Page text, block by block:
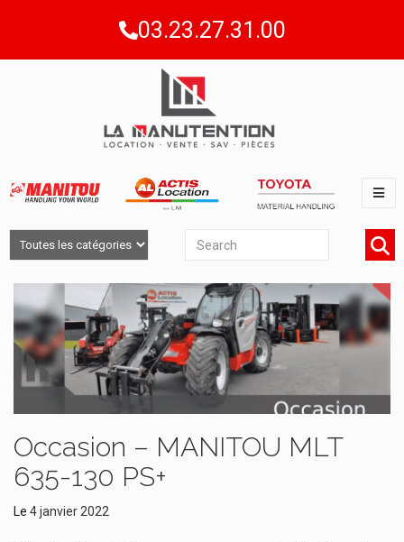
03.23.27.31.00
Occasion – MANITOU MLT
635-130 PS+
Le 4 janvier 2022